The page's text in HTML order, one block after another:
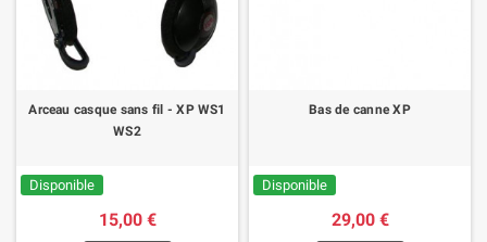
Arceau casque sans fil - XP WS1
WS2
Disponible
15,00 €
Bas de canne XP
Disponible
29,00 €